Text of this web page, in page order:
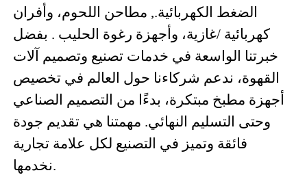
الضغط الكهربائية., مطاحن اللحوم، وأفران
كهربائية /غازية، وأجهزة رغوة الحليب . بفضل
خبرتنا الواسعة في خدمات تصنيع وتصميم آلات
القهوة، ندعم شركاءنا حول العالم في تخصيص
أجهزة مطبخ مبتكرة، بدءًا من التصميم الصناعي
وحتى التسليم النهائي. مهمتنا هي تقديم جودة
فائقة وتميز في التصنيع لكل علامة تجارية
نخدمها.